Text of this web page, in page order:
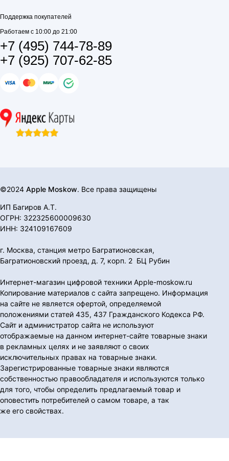
Поддержка покупателей
Работаем с 10:00 до 21:00
+7 (495) 744-78-89
+7 (925) 707-62-85
©2024 Apple Moskow. Все права защищены
ИП Багиров А.Т.
ОГРН: 322325600009630
ИНН: 324109167609
г. Москва, станция метро Багратионовская,
Багратионовский проезд, д. 7, корп. 2 БЦ Рубин
Интернет-магазин цифровой техники Apple-moskow.ru
Копирование материалов с сайта запрещено. Информация
на сайте не является офертой, определяемой
положениями статей 435, 437 Гражданского Кодекса РФ.
Сайт и администратор сайта не используют
отображаемые на данном интернет-сайте товарные знаки
в рекламных целях и не заявляют о своих
исключительных правах на товарные знаки.
Зарегистрированные товарные знаки являются
собственностью правообладателя и используются только
для того, чтобы определить предлагаемый товар и
оповестить потребителей о самом товаре, а так
же его свойствах.